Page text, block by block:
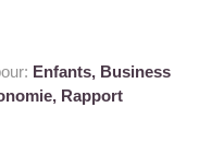
Enfants, Business
Rapport